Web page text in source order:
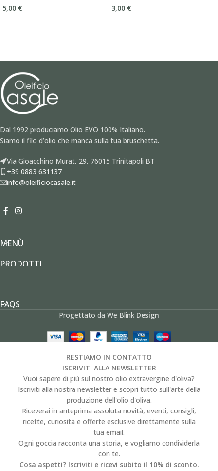
5,00 € 3,00 €
Dal 1992 produciamo Olio EVO 100% Italiano.
Siamo il filo d’olio che manca sulla tua bruschetta.
Via Gioacchino Murat, 29, 76015 Trinitapoli BT
+39 0883 631137
info@oleificiocasale.it
MENÙ
PRODOTTI
FAQS
Progettato da We Blink Design
RESTIAMO IN CONTATTO
ISCRIVITI ALLA NEWSLETTER
Vuoi sapere di più sul nostro olio extravergine d'oliva?
Iscriviti alla nostra newsletter e scopri tutto sull'arte della
produzione dell'olio d'oliva.
Riceverai in anteprima assoluta novità, eventi, consigli,
ricette, curiosità e offerte esclusive direttamente sulla
tua email.
Ogni goccia racconta una storia, e vogliamo condividerla
con te.
Cosa aspetti? Iscriviti e ricevi subito il 10% di sconto.